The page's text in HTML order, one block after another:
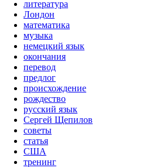
литература
Лондон
математика
музыка
немецкий язык
окончания
перевод
предлог
происхождение
рождество
русский язык
Сергей Щепилов
советы
статья
США
тренинг